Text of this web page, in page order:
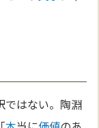
ではない。陶淵